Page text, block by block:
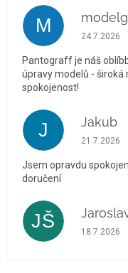
M 24.7.2026
Pantograff je náš
úpravy modelů - široká
spokojenost!
J Jakub
21.7.2026
Jsem opravdu
doručení
JŠ 18.7.2026